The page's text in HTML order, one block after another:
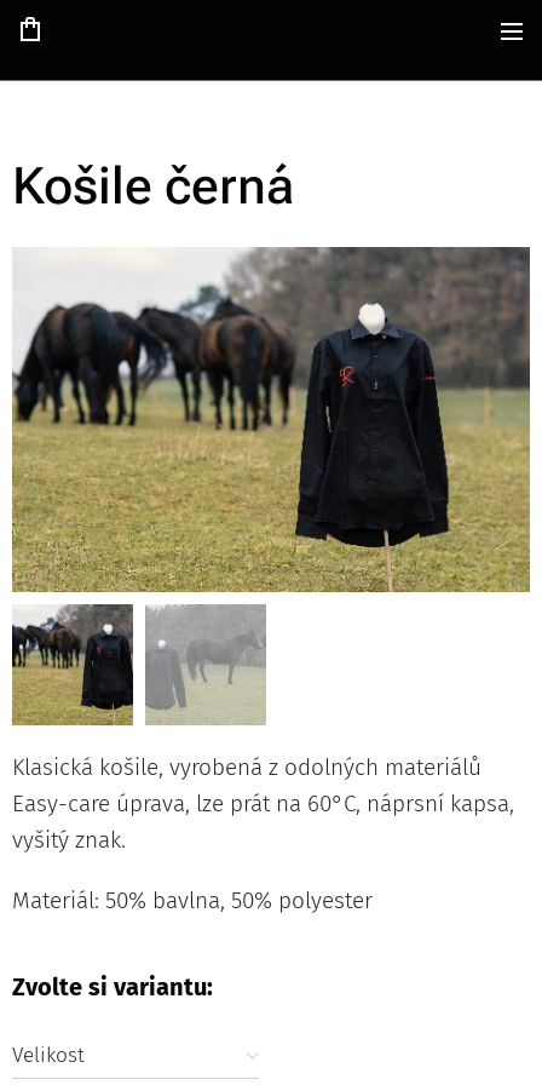
Košile černá
Klasická košile, vyrobená z odolných materiálů
Easy-care úprava, lze prát na 60°C, náprsní kapsa,
vyšitý znak.
Materiál: 50% bavlna, 50% polyester
Zvolte si variantu:
Velikost